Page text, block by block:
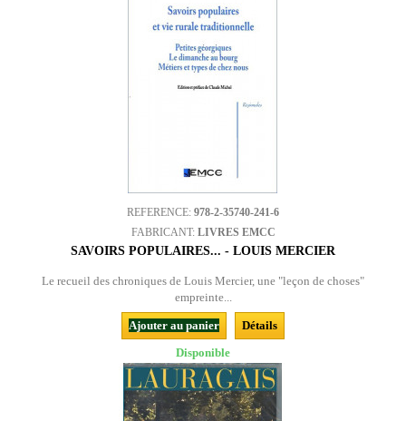
REFERENCE: 978-2-35740-241-6
FABRICANT: LIVRES EMCC
SAVOIRS POPULAIRES... - LOUIS MERCIER
Le recueil des chroniques de Louis Mercier, une "leçon de choses"
empreinte...
Ajouter au panier
Détails
Disponible